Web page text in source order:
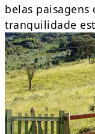
belas paisagens
tranquilidade